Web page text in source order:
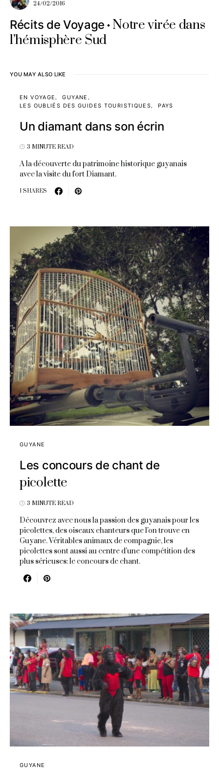
24/02/2016
Récits de Voyage
Notre virée dans
l’hémisphère Sud
YOU MAY ALSO LIKE
EN VOYAGE
GUYANE
LES OUBLIÉS DES GUIDES TOURISTIQUES
PAYS
Un diamant dans son écrin
3 MINUTE READ
A la découverte du patrimoine historique guyanais
avec la visite du fort Diamant.
1 SHARES
GUYANE
Les concours de chant de
picolette
3 MINUTE READ
Découvrez avec nous la passion des guyanais pour les
picolettes, des oiseaux chanteurs que l'on trouve en
Guyane. Véritables animaux de compagnie, les
picolettes sont aussi au centre d'une compétition des
plus sérieuses: le concours de chant.
GUYANE